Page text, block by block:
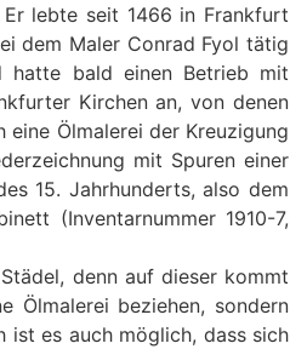
lebte seit 1466 in Frankfurt
dem Maler Conrad Fyol tätig
hatte bald einen Betrieb mit
Kirchen an, von denen
Ölmalerei der Kreuzigung
mit Spuren einer
15. Jahrhunderts, also dem
(Inventarnummer 1910-7,
denn auf dieser kommt
Ölmalerei beziehen, sondern
ist es auch möglich, dass sich